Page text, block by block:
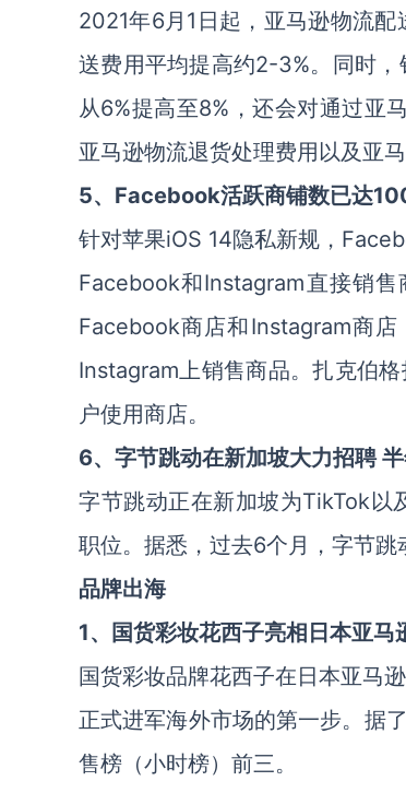
2021年6月1日起，亚马逊物流
送费用平均提高约2-3%。同时
从6%提高至8%，还会对通过亚
亚马逊物流退货处理费用以及亚
5、Facebook活跃商铺数已达
针对苹果iOS 14隐私新规，
Facebook和Instagram直接销
Facebook商店和Instagram商
Instagram上销售商品。扎克伯
户使用商店。
6、字节跳动在新加坡大力招聘
字节跳动正在新加坡为TikTok以
职位。据悉，过去6个月，字节跳
品牌出海
1、国货彩妆花西子亮相日本亚马
国货彩妆品牌花西子在日本亚马
正式进军海外市场的第一步。据
售榜（小时榜）前三。